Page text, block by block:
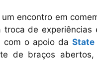
encontro em
de
com o apoio daState
de braços